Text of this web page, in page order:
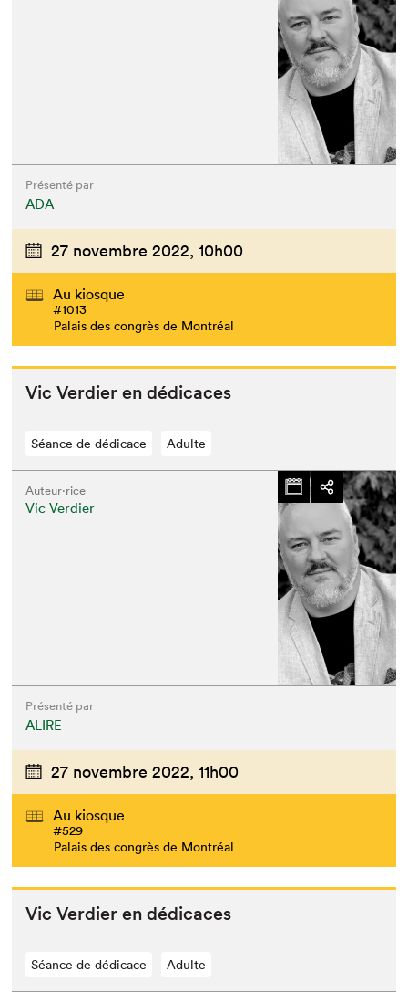
Présenté par
ADA
27 novembre 2022, 10h00
Au kiosque
#1013
Palais des congrès de Montréal
Vic Verdier en dédicaces
Séance de dédicace Adulte
Auteur·rice
Vic Verdier
Présenté par
ALIRE
27 novembre 2022, 11h00
Au kiosque
#529
Palais des congrès de Montréal
Vic Verdier en dédicaces
Séance de dédicace Adulte